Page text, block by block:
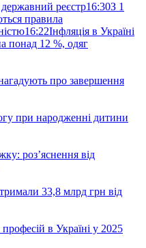
реєстр16:30З 1
правила
16:22Інфляція в Україні
понад 12 %, одяг
про завершення
при народженні дитини
роз’яснення від
33,8 млрд грн від
в Україні у 2025